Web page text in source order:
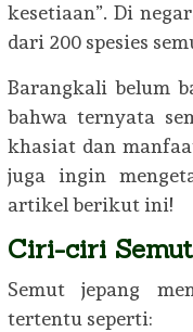
kesetiaan”. Di
dari 200 spesies
Barangkali belum
bahwa ternyata
khasiat dan
juga ingin
artikel berikut ini!
Ciri-ciri
Semut jepang
tertentu seperti: